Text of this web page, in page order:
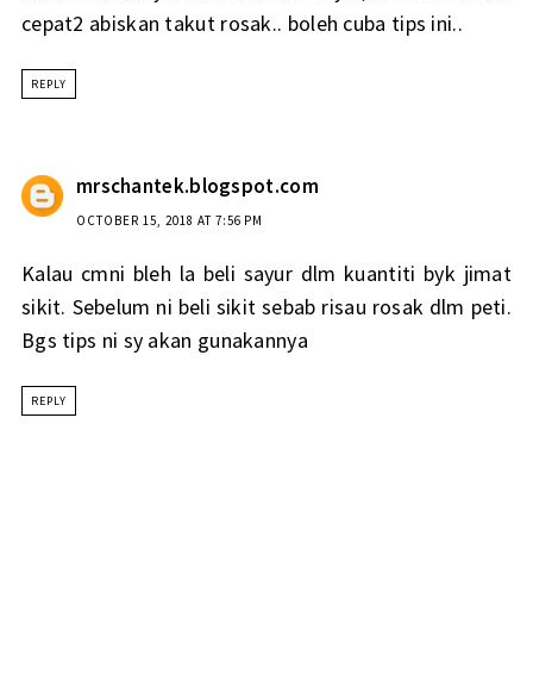
cepat2 abiskan takut rosak.. boleh cuba tips ini..
REPLY
mrschantek.blogspot.com
OCTOBER 15, 2018 AT 7:56 PM
Kalau cmni bleh la beli sayur dlm kuantiti byk jimat
sikit. Sebelum ni beli sikit sebab risau rosak dlm peti.
Bgs tips ni sy akan gunakannya
REPLY